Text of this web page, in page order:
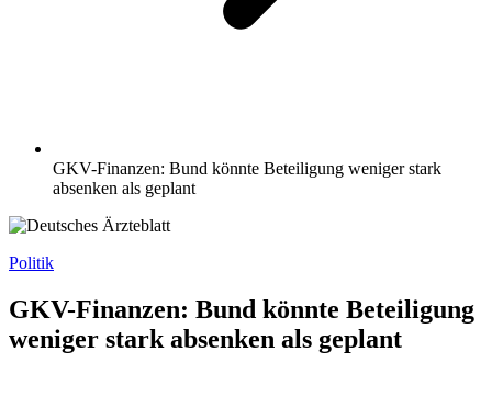
GKV-Finanzen: Bund könnte Beteiligung weniger stark
absenken als geplant
Politik
GKV-Finanzen: Bund könnte Beteiligung
weniger stark absenken als geplant